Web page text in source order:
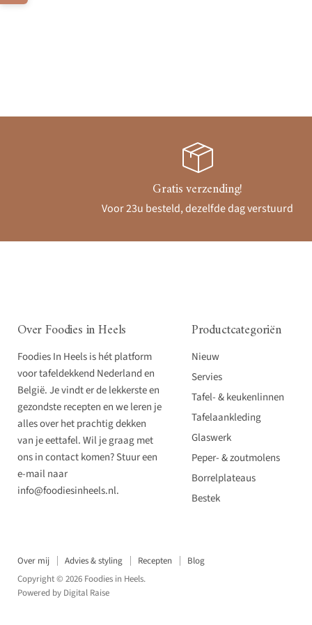
Gratis verzending!
Voor 23u besteld, dezelfde dag verstuurd
Over Foodies in Heels
Foodies In Heels is hét platform
voor tafeldekkend Nederland en
België. Je vindt er de lekkerste en
gezondste recepten en we leren je
alles over het prachtig dekken
van je eettafel. Wil je graag met
ons in contact komen? Stuur een
e-mail naar
info@foodiesinheels.nl.
Productcategoriën
Nieuw
Servies
Tafel- & keukenlinnen
Tafelaankleding
Glaswerk
Peper- & zoutmolens
Borrelplateaus
Bestek
Over mij Advies & styling Recepten
Blog
Copyright © 2026 Foodies in Heels.
Powered by Digital Raise